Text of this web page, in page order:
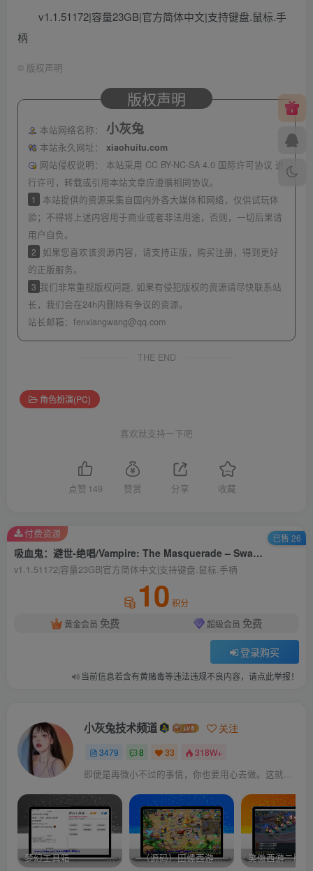
v1.1.51172|容量23GB|官方简体中文|支持键盘.鼠标.手
柄
© 版权声明
版权声明
本站网络名称： 小灰兔
本站永久网址：
xiaohuitu.com
网站侵权说明：
本站采用 CC BY-NC-SA 4.0 国际许可协议 进
行许可，转载或引用本站文章应遵循相同协议。
1
本站提供的资源采集自国内外各大媒体和网络，仅供试玩体
验；不得将上述内容用于商业或者非法用途，否则，一切后果请
用户自负。
2
如果您喜欢该资源内容，请支持正版，购买注册，得到更好
的正版服务。
3 我们非常重视版权问题, 如果有侵犯版权的资源请尽快联系站
长，我们会在24h内删除有争议的资源。
站长邮箱： fenxiangwang@qq.com
THE END
角色扮演(PC)
喜欢就支持一下吧
点赞 149 赞赏 分享 收藏
吸血鬼：避世-绝唱/Vampire: The Masquerade – Swansong
v1.1.51172|容量23GB|官方简体中文|支持键盘.鼠标.手柄
10 积分
黄金会员 免费 超级会员 免费
登录购买
当前信息若含有黄赌毒等违法违规不良内容，请点此举报！
付费资源 已售 26
小灰兔技术频道 关注
3479 8 33 318W+
梦幻工具箱————-免费 –（源码）田螺西游9.0 假人摆摊18门派飞升渡劫化圣助战最新BB谛听…. 笑傲西游二版-